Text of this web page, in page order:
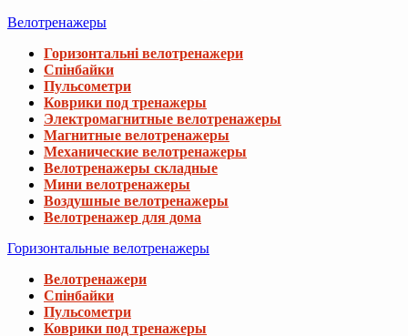
Велотренажеры
Горизонтальні велотренажери
Спінбайки
Пульсометри
Коврики под тренажеры
Электромагнитные велотренажеры
Магнитные велотренажеры
Механические велотренажеры
Велотренажеры складные
Мини велотренажеры
Воздушные велотренажеры
Велотренажер для дома
Горизонтальные велотренажеры
Велотренажери
Спінбайки
Пульсометри
Коврики под тренажеры